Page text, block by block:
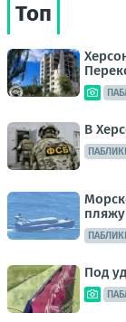
Топ
В
Под